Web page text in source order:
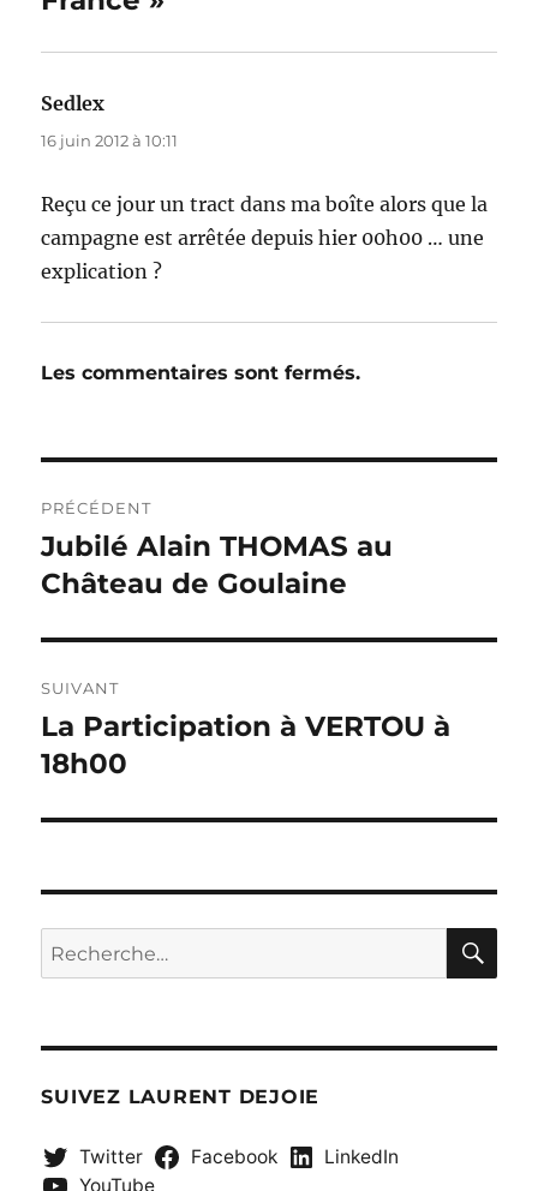
Sedlex
16 juin 2012 à 10:11
Reçu ce jour un tract dans ma boîte alors que la
campagne est arrêtée depuis hier 00h00 … une
explication ?
Les commentaires sont fermés.
de
l’article
PRÉCÉDENT
Publication
précédente :
Jubilé Alain THOMAS au
Château de Goulaine
SUIVANT
Publication
suivante :
La Participation à VERTOU à
18h00
Recherche
pour :
SUIVEZ LAURENT DEJOIE
Twitter Facebook
LinkedIn
YouTube